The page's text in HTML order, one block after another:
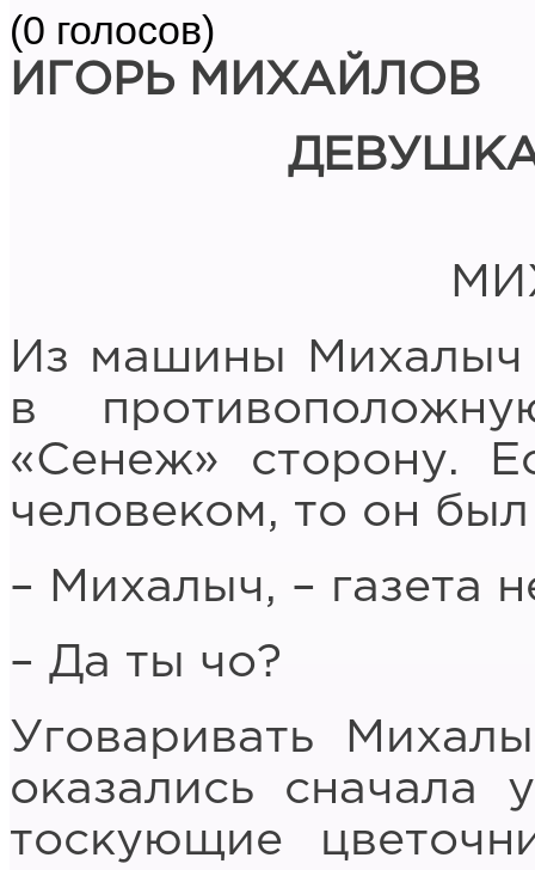
(0 голосов)
ИГОРЬ МИХАЙЛОВ
Из машины
в
«Сенеж» сторону.
человеком, то он
– Михалыч, – газета
– Да ты чо?
Уговаривать
оказались сначала
тоскующие